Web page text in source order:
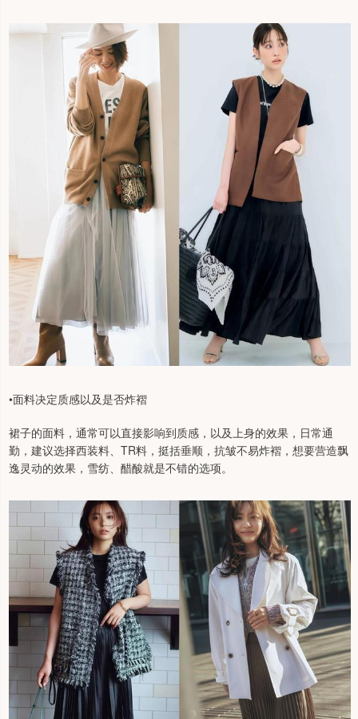
•面料决定质感以及是否炸褶
裙子的面料，通常可以直接影响到质感，以及上身的效果，日常通
勤，建议选择西装料、TR料，挺括垂顺，抗皱不易炸褶，想要营造飘
逸灵动的效果，雪纺、醋酸就是不错的选项。